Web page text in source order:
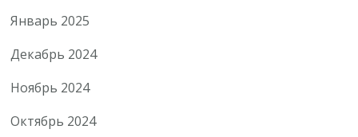
Январь 2025
Декабрь 2024
Ноябрь 2024
Октябрь 2024